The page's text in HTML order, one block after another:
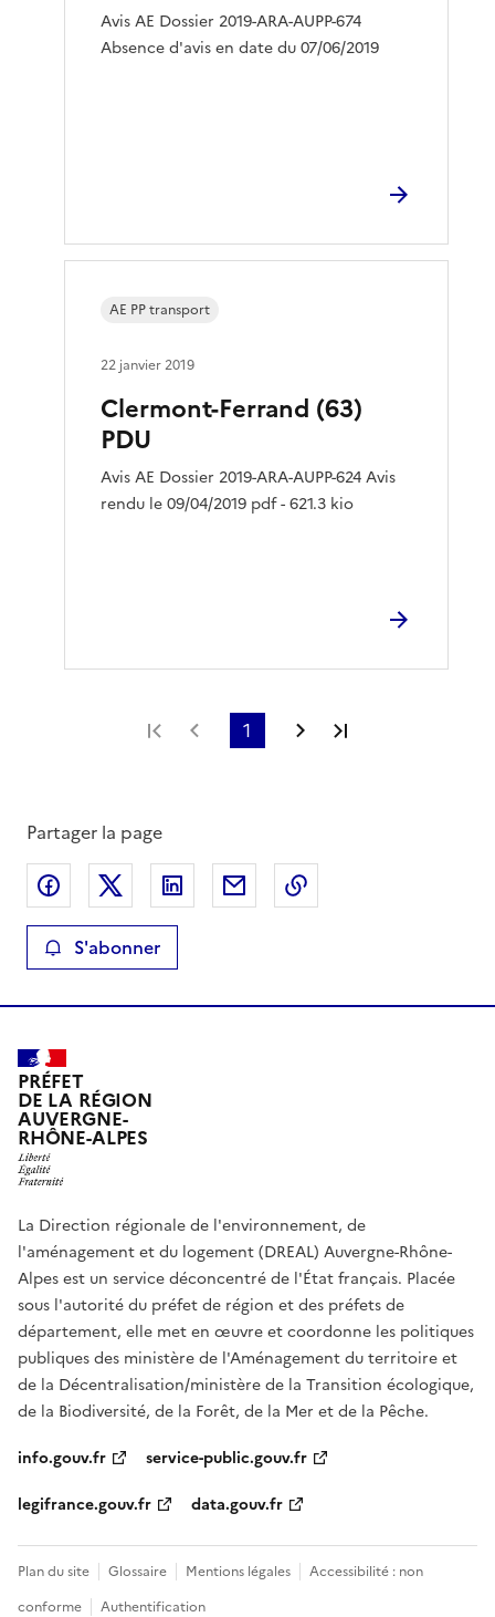
Avis AE Dossier 2019-ARA-AUPP-674
Absence d'avis en date du 07/06/2019
Clermont-Ferrand (63)
PDU
Avis AE Dossier 2019-ARA-AUPP-624 Avis
rendu le 09/04/2019 pdf - 621.3 kio
AE PP transport
22 janvier 2019
Première page
Page précédente
1 Page suivante
Partager la page
Partager sur Facebook
Partager sur XPartager sur LinkedIn
Partager par email
S'abonner
PRÉFET
DE LA RÉGION
AUVERGNE-
RHÔNE-ALPES
La Direction régionale de l'environnement, de
l'aménagement et du logement (DREAL) Auvergne-Rhône-
Alpes est un service déconcentré de l'État français. Placée
sous l'autorité du préfet de région et des préfets de
département, elle met en œuvre et coordonne les politiques
publiques des ministère de l'Aménagement du territoire et
de la Décentralisation/ministère de la Transition écologique,
de la Biodiversité, de la Forêt, de la Mer et de la Pêche.
info.gouv.fr
service-public.gouv.fr
legifrance.gouv.fr
data.gouv.fr
Plan du site Glossaire Mentions légales
Accessibilité : non
conforme
Authentification